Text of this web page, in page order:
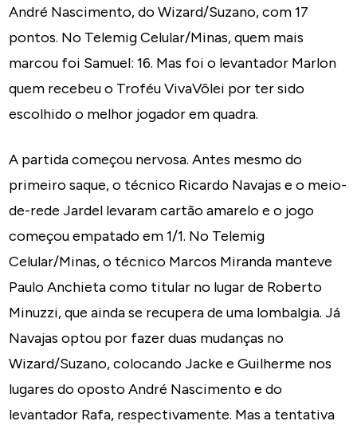
André Nascimento, do Wizard/Suzano, com 17
pontos. No Telemig Celular/Minas, quem mais
marcou foi Samuel: 16. Mas foi o levantador Marlon
quem recebeu o Troféu VivaVôlei por ter sido
escolhido o melhor jogador em quadra.
A partida começou nervosa. Antes mesmo do
primeiro saque, o técnico Ricardo Navajas e o meio-
de-rede Jardel levaram cartão amarelo e o jogo
começou empatado em 1/1. No Telemig
Celular/Minas, o técnico Marcos Miranda manteve
Paulo Anchieta como titular no lugar de Roberto
Minuzzi, que ainda se recupera de uma lombalgia. Já
Navajas optou por fazer duas mudanças no
Wizard/Suzano, colocando Jacke e Guilherme nos
lugares do oposto André Nascimento e do
levantador Rafa, respectivamente. Mas a tentativa